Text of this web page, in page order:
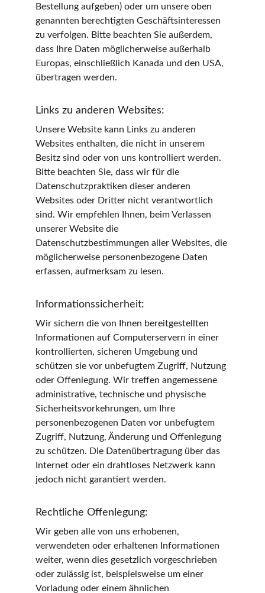
Bestellung aufgeben) oder um unsere oben
genannten berechtigten Geschäftsinteressen
zu verfolgen. Bitte beachten Sie außerdem,
dass Ihre Daten möglicherweise außerhalb
Europas, einschließlich Kanada und den USA,
übertragen werden.
Links zu anderen Websites:
Unsere Website kann Links zu anderen
Websites enthalten, die nicht in unserem
Besitz sind oder von uns kontrolliert werden.
Bitte beachten Sie, dass wir für die
Datenschutzpraktiken dieser anderen
Websites oder Dritter nicht verantwortlich
sind. Wir empfehlen Ihnen, beim Verlassen
unserer Website die
Datenschutzbestimmungen aller Websites, die
möglicherweise personenbezogene Daten
erfassen, aufmerksam zu lesen.
Informationssicherheit:
Wir sichern die von Ihnen bereitgestellten
Informationen auf Computerservern in einer
kontrollierten, sicheren Umgebung und
schützen sie vor unbefugtem Zugriff, Nutzung
oder Offenlegung. Wir treffen angemessene
administrative, technische und physische
Sicherheitsvorkehrungen, um Ihre
personenbezogenen Daten vor unbefugtem
Zugriff, Nutzung, Änderung und Offenlegung
zu schützen. Die Datenübertragung über das
Internet oder ein drahtloses Netzwerk kann
jedoch nicht garantiert werden.
Rechtliche Offenlegung:
Wir geben alle von uns erhobenen,
verwendeten oder erhaltenen Informationen
weiter, wenn dies gesetzlich vorgeschrieben
oder zulässig ist, beispielsweise um einer
Vorladung oder einem ähnlichen